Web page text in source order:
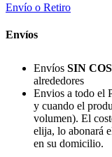
Envío o Retiro
Envíos
Envíos SIN
alrededores
Envios a todo el
y cuando el
volumen). El
elija, lo abonará
en su domicilio.